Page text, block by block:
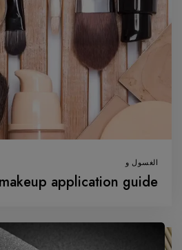
الغسول و
application guide